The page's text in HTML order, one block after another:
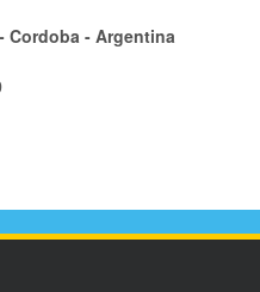
Cordoba - Argentina